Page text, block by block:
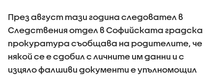
През август тази година следовател в
Следствения отдел в Софийската градска
прокуратура съобщава на родителите, че
някой се е сдобил с личните им данни и с
изцяло фалшиви документи е упълномощил